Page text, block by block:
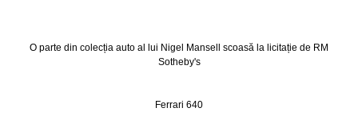
O parte din colecția auto al lui Nigel Mansell scoasă la licitație de RM
Sotheby's
Ferrari 640